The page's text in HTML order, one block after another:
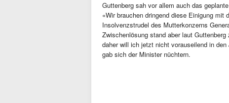
Guttenberg sah vor allem auch das
«Wir brauchen dringend diese Einigung
Insolvenzstrudel des Mutterkonzerns
Zwischenlösung stand aber laut
daher will ich jetzt nicht vorauseilend in
gab sich der Minister nüchtern.